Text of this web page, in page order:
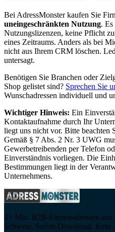
Bei AdressMonster kaufen Sie
uneingeschränkten Nutzung.
Nutzungslizenzen, keine Pflicht
eines Zeitraums. Anders als bei
nicht aus Ihrem CRM löschen.
untersagt.
Benötigen Sie Branchen oder
Shop gelistet sind? Sprechen Sie
Wunschadressen individuell und
Wichtiger Hinweis: Ein
Kontaktaufnahme durch Ihr
liegt uns nicht vor. Bitte beachten
Gemäß § 7 Abs. 2 Nr. 3 UWG
Gewerbetreibenden per Telefon
Einverständnis vorliegen. Die
Bestimmungen liegt in der
Unternehmens.
4+ Mio. B2B-Firmenadressen
Schweiz. Sofort-Download. Kein